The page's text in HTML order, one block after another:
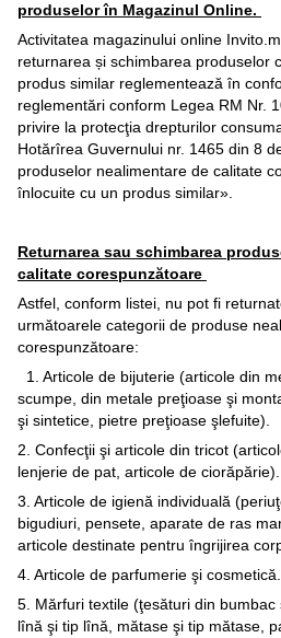
produselor în Magazinul Online.
Activitatea magazinului online
returnarea și schimbarea produselor
produs similar reglementează în
reglementări conform Legea RM Nr.
privire la protecţia drepturilor
Hotărîrea Guvernului nr. 1465 din 8
produselor nealimentare de calitate
înlocuite cu un produs similar».
Returnarea sau schimbarea
calitate corespunzătoare
Astfel, conform listei, nu pot fi
următoarele categorii de produse
corespunzătoare:
1. Articole de bijuterie (articole din
scumpe, din metale preţioase şi
şi sintetice, pietre preţioase şlefuite).
2. Confecţii şi articole din tricot
lenjerie de pat, articole de ciorăpărie).
3. Articole de igienă individuală
bigudiuri, pensete, aparate de ras
articole destinate pentru îngrijirea
4. Articole de parfumerie şi cosmetică.
5. Mărfuri textile (ţesături din bumbac
lînă şi tip lînă, mătase şi tip mătase,